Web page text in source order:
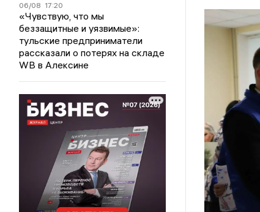
06/08 17:20
«Чувствую, что мы
беззащитные и уязвимые»:
тульские предприниматели
рассказали о потерях на складе
WB в Алексине